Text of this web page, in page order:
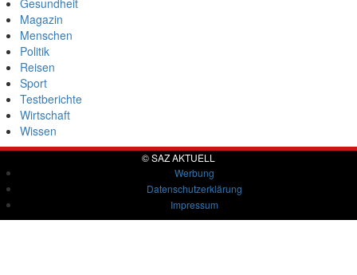
Gesundheit
Magazin
Menschen
Politik
Reisen
Sport
Testberichte
Wirtschaft
Wissen
© SAZ AKTUELL
Werbung
Datenschutzerklärung
Impressum